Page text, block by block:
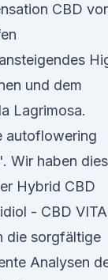
CBD
und dem
Lagrimosa.
autoflowering
Wir haben
Hybrid CBD
- CBD
die sorgfältige
Analysen